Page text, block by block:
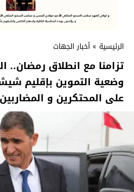
الرئيسية » أخبار الجهات
تزامنا مع انطلاق رمضان..
وضعية التموين بإقليم
على المحتكرين و المضاربين